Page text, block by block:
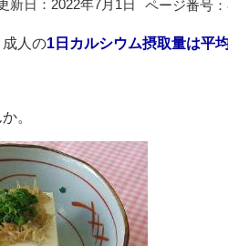
ページ番号
新日：2022年7月1日
人の1日カルシウム摂取量は平
。